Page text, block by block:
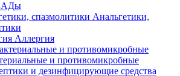
Анальгетики,
Аллергия
и противомикробные